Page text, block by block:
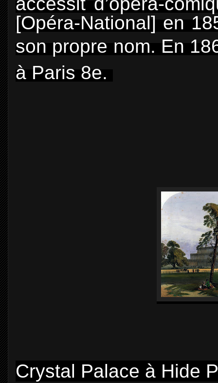
[Opéra-National] en
son propre nom. En
à Paris 8e.
Crystal Palace à Hide